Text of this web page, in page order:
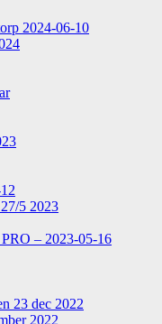
2024-06-10
5 2023
– 2023-05-16
23 dec 2022
2022